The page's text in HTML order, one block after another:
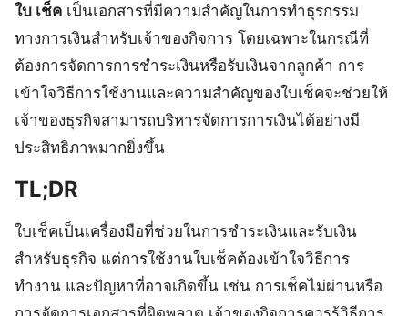
ใบ เช็ค เป็นเอกสารที่มีความสำคัญในการทำธุรกรรม
ทางการเงินสำหรับเจ้าของกิจการ โดยเฉพาะในกรณีที่
ต้องการจัดการการชำระเงินหรือรับเงินจากลูกค้า การ
เข้าใจวิธีการใช้งานและความสำคัญของใบเช็คจะช่วยให้
เจ้าของธุรกิจสามารถบริหารจัดการการเงินได้อย่างมี
ประสิทธิภาพมากยิ่งขึ้น
TL;DR
ใบเช็คเป็นเครื่องมือที่ช่วยในการชำระเงินและรับเงิน
สำหรับธุรกิจ แต่การใช้งานใบเช็คต้องเข้าใจวิธีการ
ทำงาน และปัญหาที่อาจเกิดขึ้น เช่น การเช็คไม่ผ่านหรือ